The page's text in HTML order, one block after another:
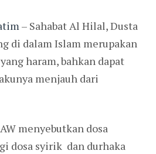
– Sahabat Al Hilal, Dusta
di dalam Islam merupakan
haram, bahkan dapat
menjauh dari
menyebutkan dosa
dosa syirik dan durhaka